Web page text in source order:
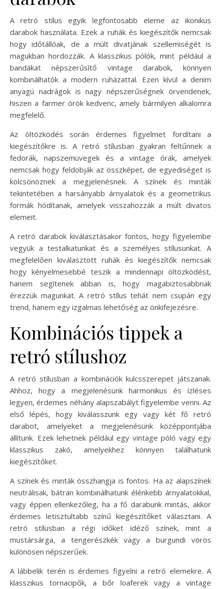
A retró stílus egyik legfontosabb eleme az ikonikus
darabok használata. Ezek a ruhák és kiegészítők nemcsak
hogy időtállóak, de a múlt divatjának szellemiségét is
magukban hordozzák. A klasszikus pólók, mint például a
bandákat népszerűsítő vintage darabok, könnyen
kombinálhatók a modern ruházattal. Ezen kívül a denim
anyagú nadrágok is nagy népszerűségnek örvendenek,
hiszen a farmer örök kedvenc, amely bármilyen alkalomra
megfelelő.
Az öltözködés során érdemes figyelmet fordítani a
kiegészítőkre is. A retró stílusban gyakran feltűnnek a
fedorák, napszemüvegek és a vintage órák, amelyek
nemcsak hogy feldobják az összképet, de egyediséget is
kölcsönöznek a megjelenésnek. A színek és minták
tekintetében a harsányabb árnyalatok és a geometrikus
formák hódítanak, amelyek visszahozzák a múlt divatos
elemeit.
A retró darabok kiválasztásakor fontos, hogy figyelembe
vegyük a testalkatunkat és a személyes stílusunkat. A
megfelelően kiválasztott ruhák és kiegészítők nemcsak
hogy kényelmesebbé teszik a mindennapi öltözködést,
hanem segítenek abban is, hogy magabiztosabbnak
érezzük magunkat. A retró stílus tehát nem csupán egy
trend, hanem egy izgalmas lehetőség az önkifejezésre.
Kombinációs tippek a
retró stílushoz
A retró stílusban a kombinációk kulcsszerepet játszanak.
Ahhoz, hogy a megjelenésünk harmonikus és ízléses
legyen, érdemes néhány alapszabályt figyelembe venni. Az
első lépés, hogy kiválasszunk egy vagy két fő retró
darabot, amelyeket a megjelenésünk középpontjába
állítunk. Ezek lehetnek például egy vintage póló vagy egy
klasszikus zakó, amelyekhez könnyen találhatunk
kiegészítőket.
A színek és minták összhangja is fontos. Ha az alapszínek
neutrálisak, bátran kombinálhatunk élénkebb árnyalatokkal,
vagy éppen ellenkezőleg, ha a fő darabunk mintás, akkor
érdemes letisztultabb színű kiegészítőket választani. A
retró stílusban a régi időket idéző színek, mint a
mustársárga, a tengerészkék vagy a burgundi vörös
különösen népszerűek.
A lábbelik terén is érdemes figyelni a retró elemekre. A
klasszikus tornacipők, a bőr loaferek vagy a vintage